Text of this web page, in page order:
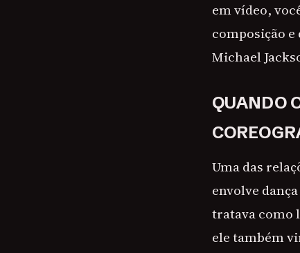
em vídeo,
composição
Michael
QUANDO
Uma das
envolve
tratava como
ele também